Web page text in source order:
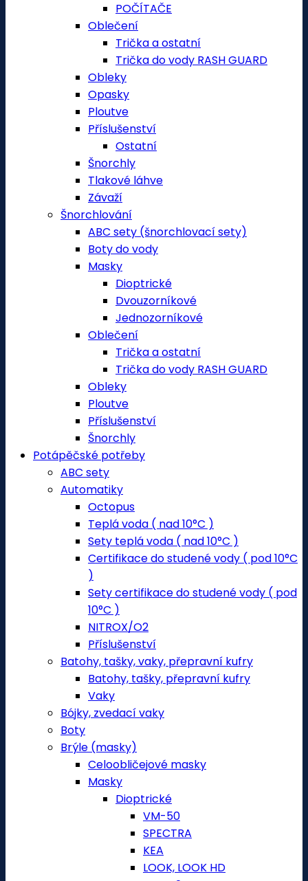
POČÍTAČE
Oblečení
Trička a ostatní
Trička do vody RASH GUARD
Obleky
Opasky
Ploutve
Příslušenství
Ostatní
Šnorchly
Tlakové láhve
Závaží
Šnorchlování
ABC sety (šnorchlovací sety)
Boty do vody
Masky
Dioptrické
Dvouzorníkové
Jednozorníkové
Oblečení
Trička a ostatní
Trička do vody RASH GUARD
Obleky
Ploutve
Příslušenství
Šnorchly
Potápěčské potřeby
ABC sety
Automatiky
Octopus
Teplá voda ( nad 10°C )
Sety teplá voda ( nad 10°C )
Certifikace do studené vody ( pod 10°C
)
Sety certifikace do studené vody ( pod
10°C )
NITROX/O2
Příslušenství
Batohy, tašky, vaky, přepravní kufry
Batohy, tašky, přepravní kufry
Vaky
Bójky, zvedací vaky
Boty
Brýle (masky)
Celoobličejové masky
Masky
Dioptrické
VM-50
SPECTRA
KEA
LOOK, LOOK HD